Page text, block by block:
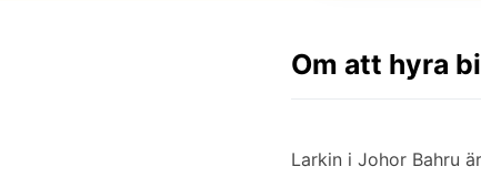
Om att hyra
Larkin i Johor Bahru